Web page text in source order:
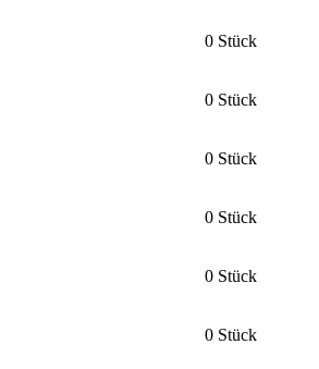
0 Stück
0 Stück
0 Stück
0 Stück
0 Stück
0 Stück